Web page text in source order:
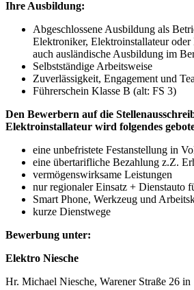
Ihre Ausbildung:
Abgeschlossene Ausbildung als
Elektroniker, Elektroinstallateur oder
auch ausländische Ausbildung im
Selbstständige Arbeitsweise
Zuverlässigkeit, Engagement und
Führerschein Klasse B (alt: FS 3)
Den Bewerbern auf die
Elektroinstallateur wird folgendes
eine unbefristete Festanstellung in
eine übertarifliche Bezahlung z.Z.
vermögenswirksame Leistungen
nur regionaler Einsatz + Dienstauto
Smart Phone, Werkzeug und
kurze Dienstwege
Bewerbung unter:
Elektro Niesche
Hr. Michael Niesche, Warener Straße 26